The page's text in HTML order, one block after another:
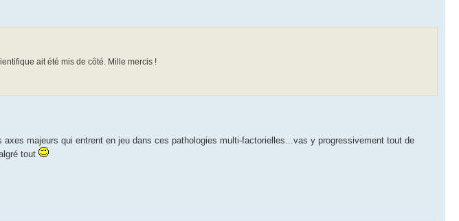
ait été mis de côté. Mille mercis !
majeurs qui entrent en jeu dans ces pathologies multi-factorielles...vas y progressivement tout de
tout